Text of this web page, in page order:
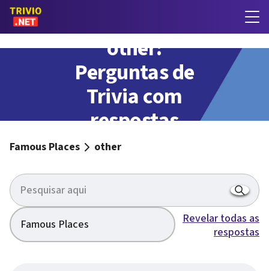
other:
Perguntas de
Trivia com
respostas
Famous Places other
Famous Places
Revelar todas as
respostas